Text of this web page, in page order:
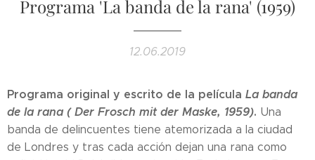
Programa 'La banda de la rana' (1959)
12.06.2019
Programa original y escrito de la película La banda
de la rana ( Der Frosch mit der Maske, 1959). Una
banda de delincuentes tiene atemorizada a la ciudad
de Londres y tras cada acción dejan una rana como